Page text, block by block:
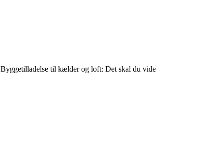
Byggetilladelse til kælder og loft: Det skal du vide